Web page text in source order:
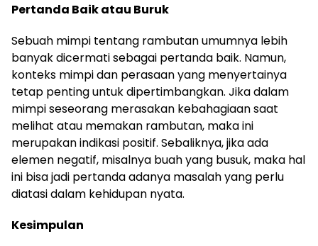
Pertanda Baik atau Buruk
Sebuah mimpi tentang rambutan umumnya lebih
banyak dicermati sebagai pertanda baik. Namun,
konteks mimpi dan perasaan yang menyertainya
tetap penting untuk dipertimbangkan. Jika dalam
mimpi seseorang merasakan kebahagiaan saat
melihat atau memakan rambutan, maka ini
merupakan indikasi positif. Sebaliknya, jika ada
elemen negatif, misalnya buah yang busuk, maka hal
ini bisa jadi pertanda adanya masalah yang perlu
diatasi dalam kehidupan nyata.
Kesimpulan